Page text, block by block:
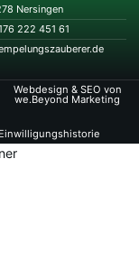
Nersingen
222 451 61
Webdesign & SEO von
we.Beyond Marketing
Einwilligungshistorie